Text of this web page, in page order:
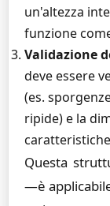
un'altezza
funzione
Validazione
deve essere
(es.
ripide) e la
Questa
—è